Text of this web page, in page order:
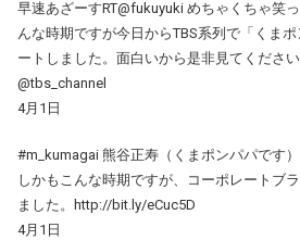
早速あざーすRT@fukuyuki めちゃくちゃ笑
んな時期ですが今日からTBS系列で「くま
ートしました。面白いから是非見てくださ
@tbs_channel
4月1日
#m_kumagai 熊谷正寿（くまポンパパです）
しかもこんな時期ですが、コーポレートブ
ました。http://bit.ly/eCuc5D
4月1日